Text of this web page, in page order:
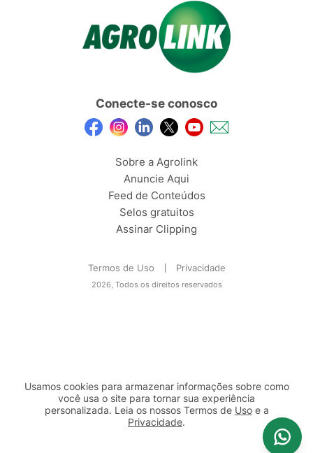
Conecte-se conosco
Sobre a Agrolink
Anuncie Aqui
Feed de Conteúdos
Selos gratuitos
Assinar Clipping
Termos de Uso Privacidade
2026, Todos os direitos reservados
Usamos cookies para armazenar informações sobre como
você usa o site para tornar sua experiência
personalizada. Leia os nossos Termos de Usoe a
Privacidade.